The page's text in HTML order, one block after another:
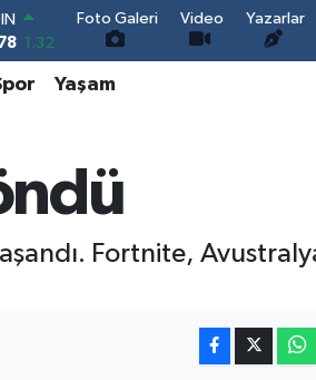
0.08
-0.02
4.44
Foto Galeri Video Yazarlar
Yaşam
Fortnite,